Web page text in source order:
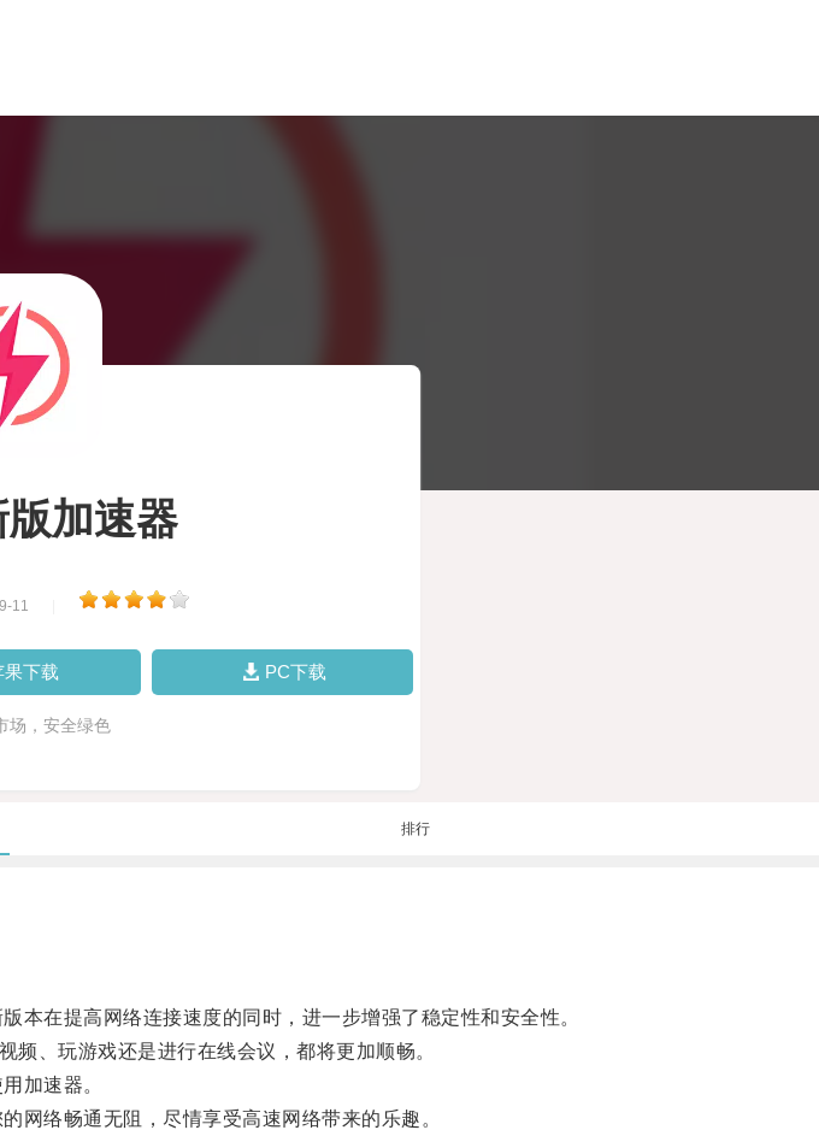
加速器
11
果下载 PC下载
场，安全绿色
排行
在提高网络连接速度的同时，进一步增强了稳定性和安全性。
、玩游戏还是进行在线会议，都将更加顺畅。
加速器。
络畅通无阻，尽情享受高速网络带来的乐趣。